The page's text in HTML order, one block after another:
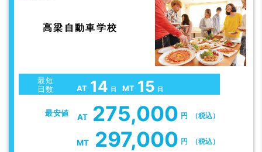
高梁自動車学校
最短
日数
AT 14 日 MT 15 日
最安値 AT 275,000 円 （税込）
MT 297,000 円 （税込）